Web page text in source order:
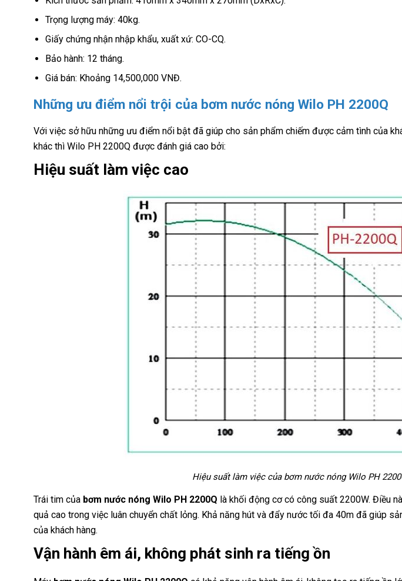
Trọng lượng máy: 40kg.
Giấy chứng nhận nhập khẩu, xuất xứ: CO-CQ.
Bảo hành: 12 tháng.
Giá bán: Khoảng 14,500,000 VNĐ.
Những ưu điểm nổi trội của bơm nước nóng Wilo PH 2200Q
Với việc sở hữu những ưu điểm nổi bật đã giúp cho sản phẩm chiếm được cảm tình của
khác thì Wilo PH 2200Q được đánh giá cao bởi:
Hiệu suất làm việc cao
Hiệu suất làm việc của bơm nước nóng Wilo PH
Trái tim của bơm nước nóng Wilo PH 2200Q là khối động cơ có công suất 2200W. Điều
quả cao trong việc luân chuyển chất lỏng. Khả năng hút và đẩy nước tối đa 40m đã giúp
của khách hàng.
Vận hành êm ái, không phát sinh ra tiếng ồn